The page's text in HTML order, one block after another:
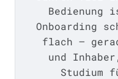
Bedienung
Onboarding
flach —
und
Studium